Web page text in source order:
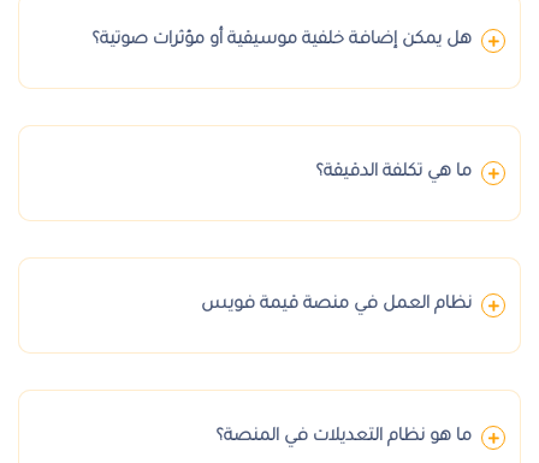
هل يمكن إضافة خلفية موسيقية أو مؤثرات صوتية؟
ما هي تكلفة الدقيقة؟
نظام العمل في منصة قيمة فويس
ما هو نظام التعديلات في المنصة؟